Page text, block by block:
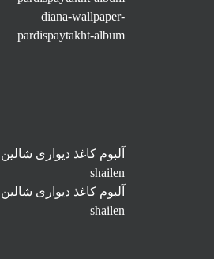
diana-wallpaper-
pardispaytakht-album
آلبوم کاغذ دیواری شالین
shailen
آلبوم کاغذ دیواری شالین
shailen